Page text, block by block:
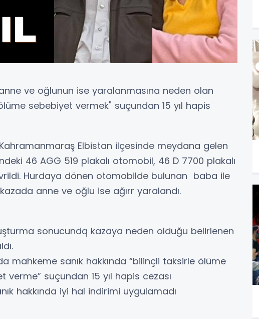
anne ve oğlunun ise yaralanmasına neden olan
sebebiyet vermek" suçundan 15 yıl hapis
Elbistan ilçesinde meydana gelen
46 AGG 519 plakalı otomobil, 46 D 7700 plakalı
Hurdaya dönen otomobilde bulunan baba ile
kazada anne ve oğlu ise ağırr yaralandı.
sonucundq kazaya neden olduğu belirlenen
mahkeme sanık hakkında “bilinçli taksirle ölüme
suçundan 15 yıl hapis cezası
hakkında iyi hal indirimi uygulamadı